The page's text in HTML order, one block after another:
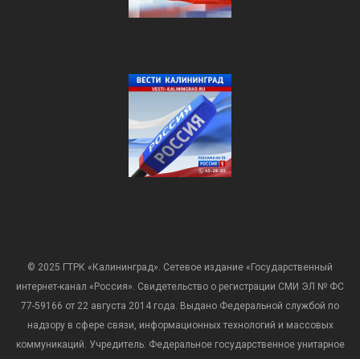
© 2025 ГТРК «Калининград». Сетевое издание «Государственный
интернет-канал «Россия». Свидетельство о регистрации СМИ ЭЛ № ФС
77-59166 от 22 августа 2014 года. Выдано Федеральной службой по
надзору в сфере связи, информационных технологий и массовых
коммуникаций. Учредитель: Федеральное государственное унитарное